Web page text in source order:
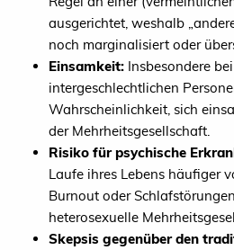
ausgerichtet, weshalb
noch marginalisiert oder
Einsamkeit: Insbesondere
intergeschlechtlichen
Wahrscheinlichkeit, sich
der Mehrheitsgesellschaft.
Risiko für psychische
Laufe ihres Lebens häufiger
Burnout oder
heterosexuelle
Skepsis gegenüber den